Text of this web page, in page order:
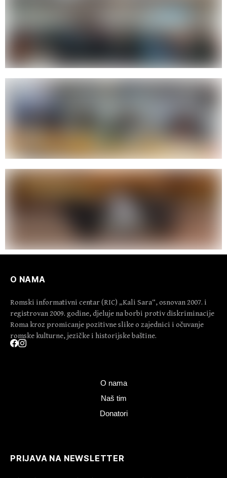
O NAMA
Romski informativni centar (RIC) „Kali Sara“, osnovan 2007. i
registrovan 2009. godine, djeluje na borbi protiv diskriminacije
Roma kroz promicanje pozitivne slike o zajednici i očuvanje
romske kulturne, jezičke i historijske baštine.
O nama
Naš tim
Donatori
PRIJAVA NA NEWSLETTER